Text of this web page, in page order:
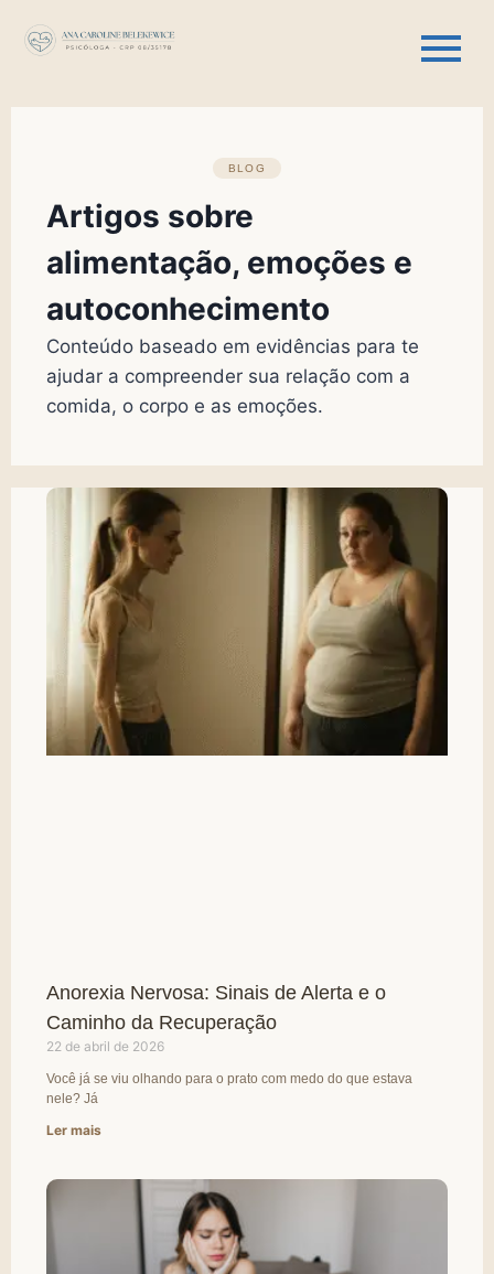
BLOG
Artigos sobre
alimentação, emoções e
autoconhecimento
Conteúdo baseado em evidências para te
ajudar a compreender sua relação com a
comida, o corpo e as emoções.
Anorexia Nervosa: Sinais de Alerta e o
Caminho da Recuperação
22 de abril de 2026
Você já se viu olhando para o prato com medo do que estava
nele? Já
Ler mais